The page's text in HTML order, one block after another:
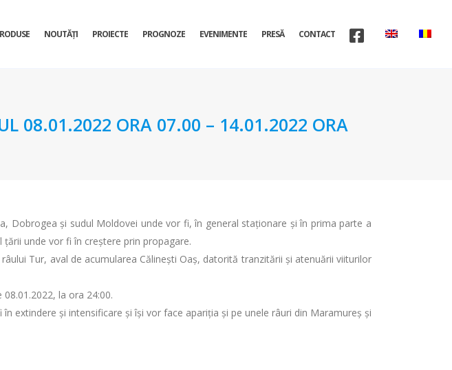
NOUTĂȚI PROIECTE PROGNOZE EVENIMENTE PRESĂ CONTACT
08.01.2022 ORA 07.00 – 14.01.2022 ORA
Dobrogea și sudul Moldovei unde vor fi, în general staționare și în prima parte a
unde vor fi în creștere prin propagare.
Tur, aval de acumularea Călinești Oaş, datorită tranzitării și atenuării viiturilor
la ora 24:00.
extindere și intensificare și își vor face apariția și pe unele râuri din Maramureș și